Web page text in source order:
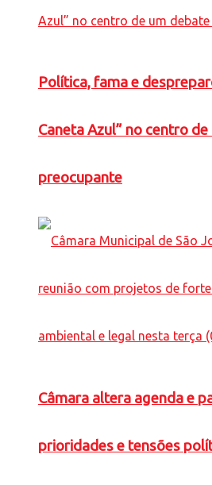
Política, fama e
Caneta Azul” no centro
preocupante
Câmara altera agenda e
prioridades e tensões